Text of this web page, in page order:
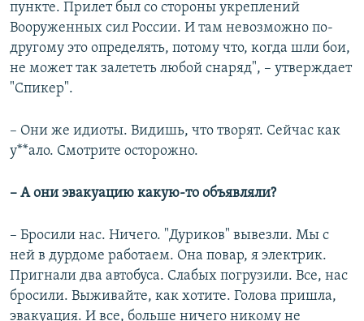
пункте. Прилет был со стороны укреплений
Вооруженных сил России. И там невозможно по-
другому это определять, потому что, когда шли бои,
не может так залететь любой снаряд", – утверждает
"Спикер".
– Они же идиоты. Видишь, что творят. Сейчас как
у**ало. Смотрите осторожно.
– А они эвакуацию какую-то объявляли?
– Бросили нас. Ничего. "Дуриков" вывезли. Мы с
ней в дурдоме работаем. Она повар, я электрик.
Пригнали два автобуса. Слабых погрузили. Все, нас
бросили. Выживайте, как хотите. Голова пришла,
эвакуация. И все, больше ничего никому не